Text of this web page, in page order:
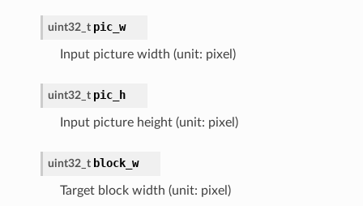
uint32_t pic_w
Input picture width (unit: pixel)
uint32_t pic_h
Input picture height (unit: pixel)
uint32_t block_w
Target block width (unit: pixel)